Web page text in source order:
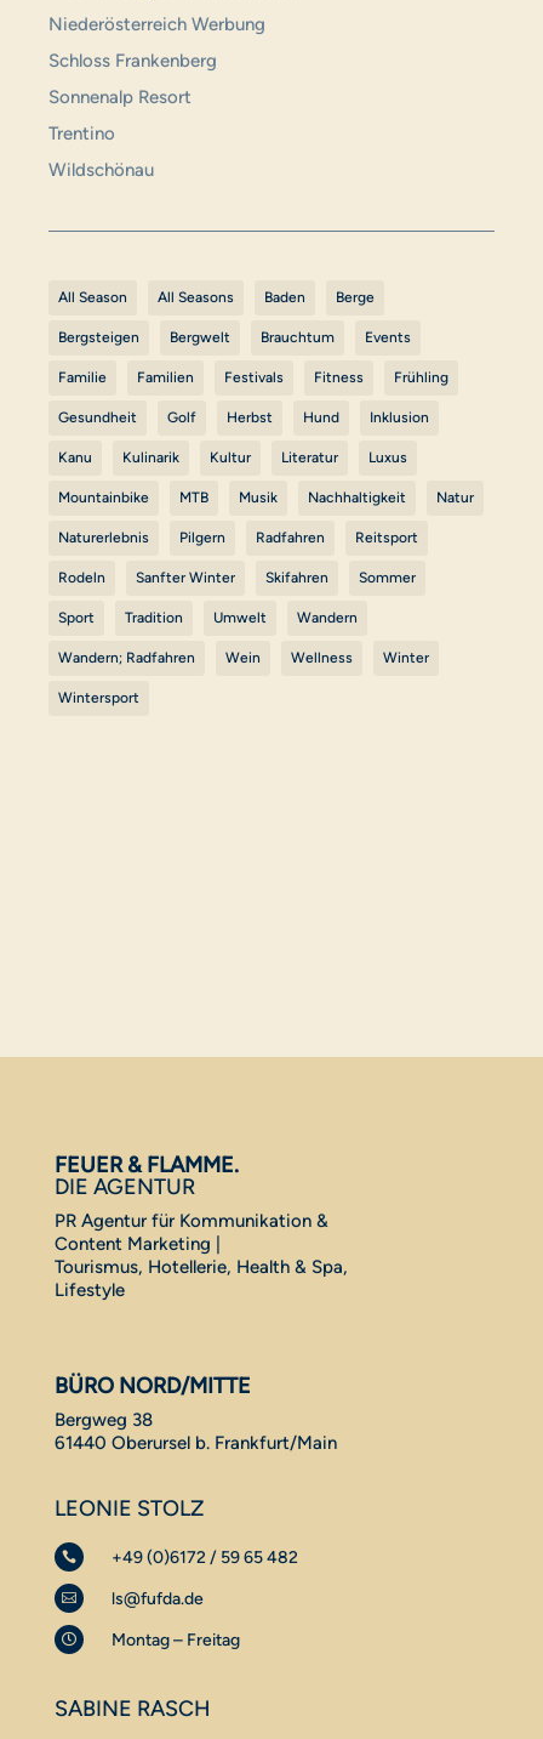
Niederösterreich Werbung
Schloss Frankenberg
Sonnenalp Resort
Trentino
Wildschönau
All Season All Seasons Baden Berge
Bergsteigen Bergwelt Brauchtum Events
Familie Familien Festivals Fitness Frühling
Gesundheit Golf Herbst Hund Inklusion
Kanu Kulinarik Kultur Literatur Luxus
Mountainbike MTB Musik Nachhaltigkeit Natur
Naturerlebnis Pilgern Radfahren Reitsport
Rodeln Sanfter Winter Skifahren Sommer
Sport Tradition Umwelt Wandern
Wandern; Radfahren Wein Wellness Winter
Wintersport
FEUER & FLAMME.
DIE AGENTUR
PR Agentur für Kommunikation &
Content Marketing |
Tourismus, Hotellerie, Health & Spa,
Lifestyle
BÜRO NORD/MITTE
Bergweg 38
61440 Oberursel b. Frankfurt/Main
LEONIE STOLZ
 +49 (0)6172 / 59 65 482
 ls@fufda.de
 Montag – Freitag
SABINE RASCH